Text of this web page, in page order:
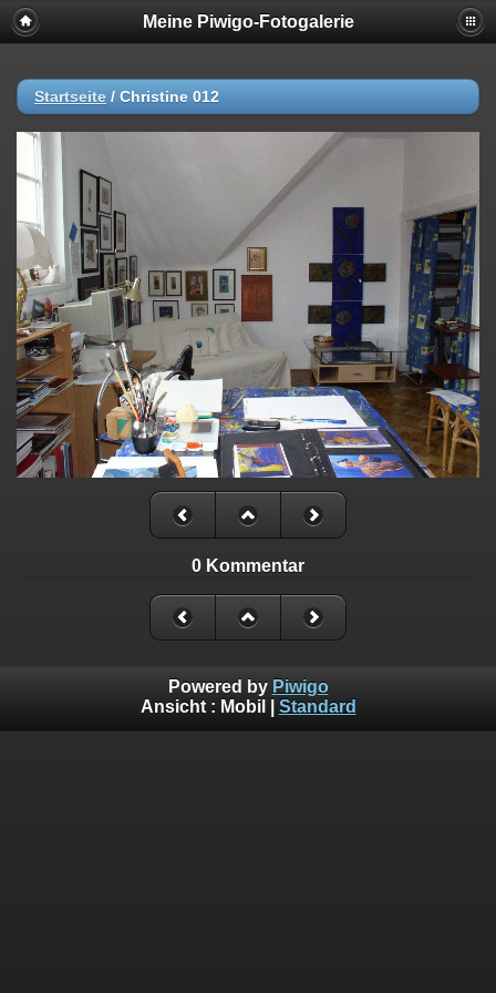
Meine Piwigo-Fotogalerie
Startseite / Christine 012
0 Kommentar
Powered by Piwigo
Ansicht : Mobil Standard